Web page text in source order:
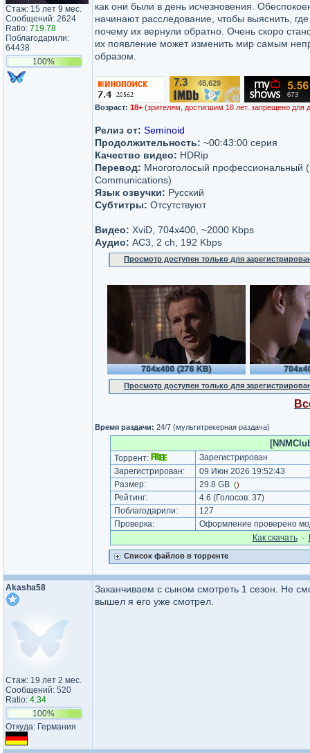
Стаж: 15 лет 9 мес.
Сообщений: 2624
Ratio: 719.78
Поблагодарили:
64438
100%
как они были в день исчезновения.
начинают расследование, чтобы выяснить,
почему их вернули обратно. Очень скоро
их появление может изменить мир самым
образом.
7.3 48,629
Возраст: 18+ (зрителям, достигшим 18 лет. запрещено для
Релиз от: Seminoid
Продолжительность: ~00:43:00 серия
Качество видео: HDRip
Перевод: Многоголосый профессиональный
Communications)
Язык озвучки: Русский
Субтитры: Отсутствуют
Видео: XviD, 704x400, ~2000 Kbps
Аудио: AC3, 2 ch, 192 Kbps
Просмотр доступен только для
Просмотр доступен только для
Время раздачи: 24/7 (мультитрекерная раздача)
Торрент:
Зарегистрирован
Зарегистрирован:
09 Июн 2026 19:52:43
Размер:
29.8 GB ()
Рейтинг: 4.6 (Голосов: 37)
Поблагодарили:
127
Проверка:
Оформление проверено
Как cкачать·
Список файлов в торренте
Akasha58
Стаж: 19 лет 2 мес.
Сообщений: 520
Ratio: 4.34
100%
Откуда: Германия
Заканчиваем с сыном смотреть 1 сезон. Не
вышел я его уже смотрел.